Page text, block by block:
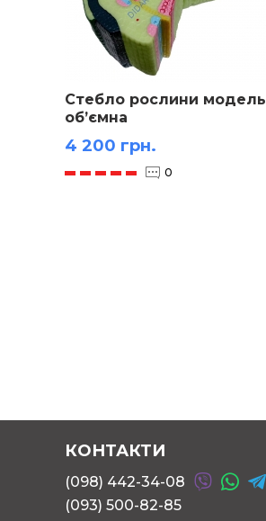
Стебло рослини модель
об’ємна
4 200 грн.
0
КОНТАКТИ
(098) 442-34-08
(093) 500-82-85